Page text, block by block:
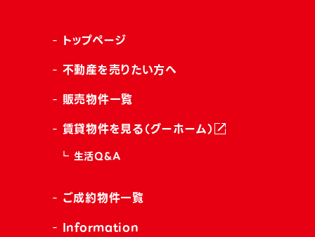
トップページ
不動産を売りたい方へ
販売物件一覧
賃貸物件を見る（グーホーム）
生活Q&A
ご成約物件一覧
Information